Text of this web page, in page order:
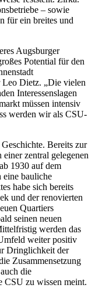
– sowie
für ein breites und
Augsburger
Potential für den
Leo Dietz. „Die vielen
Interessenslagen
müssen intensiv
werden wir als CSU-
Bereits zur
zentral gelegenen
1930 auf dem
eine bauliche
habe sich bereits
und der renovierten
Quartiers
seinen neuen
werden das
weiter positiv
Dringlichkeit der
Zusammensetzung
die
CSU zu wissen meint.